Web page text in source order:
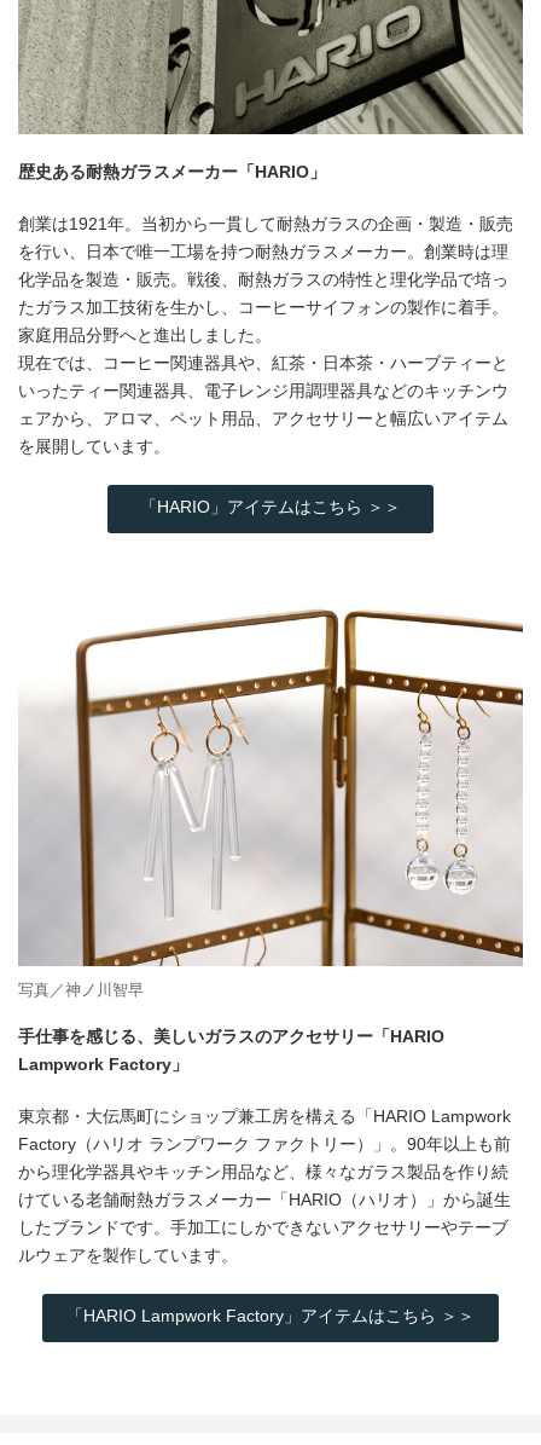
歴史ある耐熱ガラスメーカー「HARIO」
創業は1921年。当初から一貫して耐熱ガラスの企画・製造・販売
を行い、日本で唯一工場を持つ耐熱ガラスメーカー。創業時は理
化学品を製造・販売。戦後、耐熱ガラスの特性と理化学品で培っ
たガラス加工技術を生かし、コーヒーサイフォンの製作に着手。
家庭用品分野へと進出しました。
現在では、コーヒー関連器具や、紅茶・日本茶・ハーブティーと
いったティー関連器具、電子レンジ用調理器具などのキッチンウ
ェアから、アロマ、ペット用品、アクセサリーと幅広いアイテム
を展開しています。
「HARIO」アイテムはこちら ＞＞
写真／神ノ川智早
手仕事を感じる、美しいガラスのアクセサリー「HARIO
Lampwork Factory」
東京都・大伝馬町にショップ兼工房を構える「HARIO Lampwork
Factory（ハリオ ランプワーク ファクトリー）」。90年以上も前
から理化学器具やキッチン用品など、様々なガラス製品を作り続
けている老舗耐熱ガラスメーカー「HARIO（ハリオ）」から誕生
したブランドです。手加工にしかできないアクセサリーやテーブ
ルウェアを製作しています。
「HARIO Lampwork Factory」アイテムはこちら ＞＞